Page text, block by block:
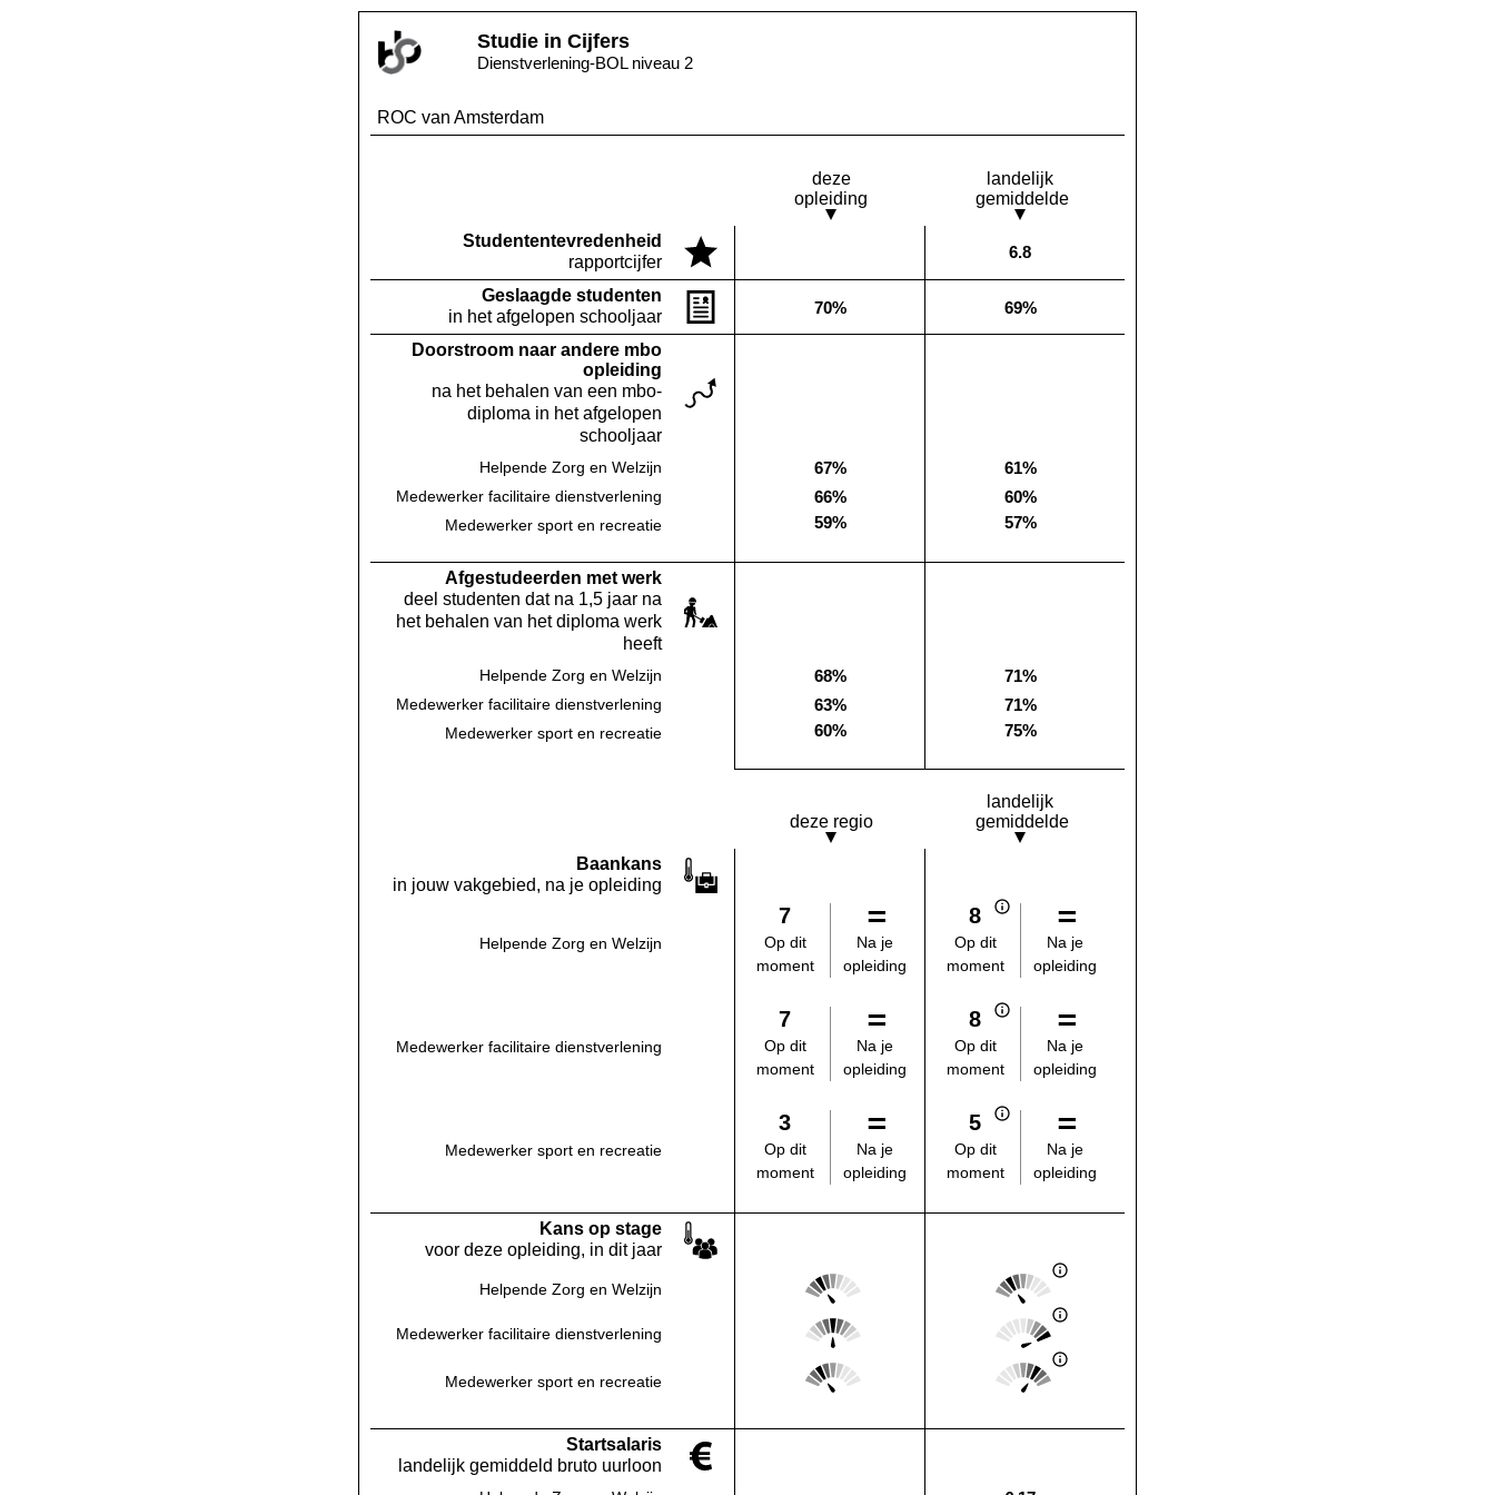
Studie in Cijfers
Dienstverlening-BOL niveau 2
ROC van Amsterdam
deze
opleiding
landelijk
gemiddelde
Studenten­tevredenheid
rapportcijfer
Landelijk gemiddelde:
6.8
Geslaagde studenten
in het afgelopen schooljaar
Deze opleiding:
70% Landelijk gemiddelde:
69%
Doorstroom naar andere mbo
opleiding
na het behalen van een mbo-
diploma in het afgelopen
schooljaar
Helpende Zorg en Welzijn Deze opleiding:
67% Landelijk gemiddelde:
61%
Medewerker facilitaire dienstverlening Deze opleiding:
66% Landelijk gemiddelde:
60%
Medewerker sport en recreatie Deze opleiding:
59% Landelijk gemiddelde:
57%
Af­gestudeerden met werk
deel studenten dat na 1,5 jaar na
het behalen van het diploma werk
heeft
Helpende Zorg en Welzijn Deze opleiding:
68% Landelijk gemiddelde:
71%
Medewerker facilitaire dienstverlening Deze opleiding:
63% Landelijk gemiddelde:
71%
Medewerker sport en recreatie Deze opleiding:
60% Landelijk gemiddelde:
75%
deze regio
landelijk
gemiddelde
Baankans
in jouw vakgebied, na je opleiding
Helpende Zorg en Welzijn
7
Op dit
moment
Na je
opleiding
8
Op dit
moment
Na je
opleiding
Medewerker facilitaire dienstverlening
7
Op dit
moment
Na je
opleiding
8
Op dit
moment
Na je
opleiding
Medewerker sport en recreatie
3
Op dit
moment
Na je
opleiding
5
Op dit
moment
Na je
opleiding
Kans op stage
voor deze opleiding, in dit jaar
Helpende Zorg en Welzijn Deze regio:
Score: 2 van 5
Landelijk gemiddelde:
Score: 2 van 5
Medewerker facilitaire dienstverlening Deze regio:
Score: 3 van 5
Landelijk gemiddelde:
Score: 5 van 5
Medewerker sport en recreatie Deze regio:
Score: 2 van 5
Landelijk gemiddelde:
Score: 4 van 5
Startsalaris
landelijk gemiddeld bruto uurloon